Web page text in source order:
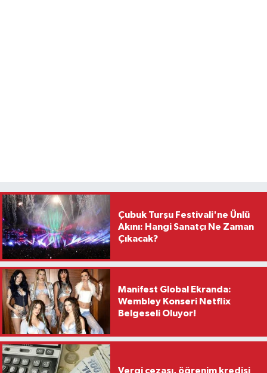
Çubuk Turşu Festivali'ne Ünlü
Akını: Hangi Sanatçı Ne Zaman
Çıkacak?
Manifest Global Ekranda:
Wembley Konseri Netflix
Belgeseli Oluyor!
Vergi cezası, öğrenim kredisi